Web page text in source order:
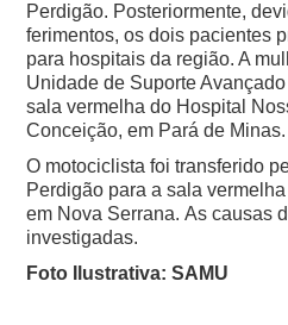
Perdigão. Posteriormente,
ferimentos, os dois pacientes
para hospitais da região. A
Unidade de Suporte
sala vermelha do Hospital
Conceição, em Pará de Minas.
O motociclista foi transferido
Perdigão para a sala
em Nova Serrana.As causas
investigadas.
Foto Ilustrativa: SAMU